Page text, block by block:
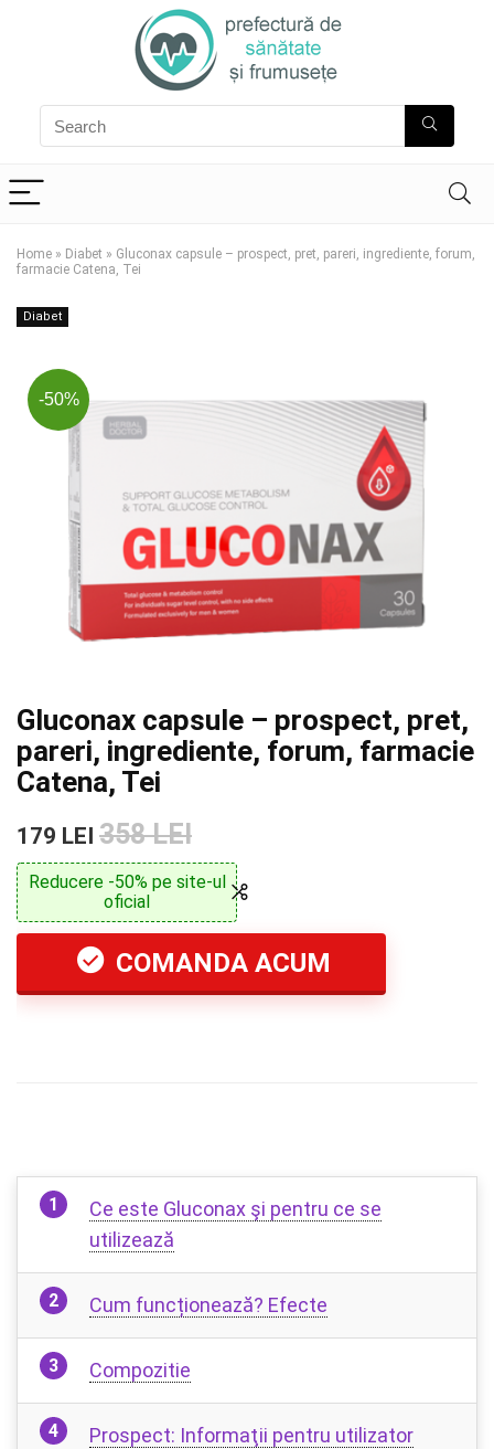
Home » Diabet » Gluconax capsule – prospect, pret, pareri, ingrediente, forum,
farmacie Catena, Tei
Diabet
-50%
Gluconax capsule – prospect, pret,
pareri, ingrediente, forum, farmacie
Catena, Tei
179 LEI 358 LEI
Reducere -50% pe site-ul
oficial
COMANDA ACUM
Ce este Gluconax şi pentru ce se
utilizează
Cum funcționează? Efecte
Compozitie
Prospect: Informaţii pentru utilizator